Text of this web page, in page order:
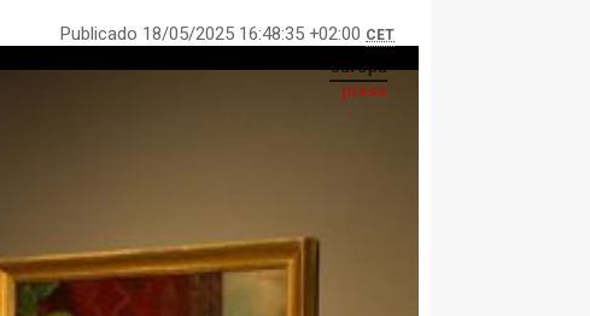
Publicado 18/05/2025 16:48:35 +02:00 CET